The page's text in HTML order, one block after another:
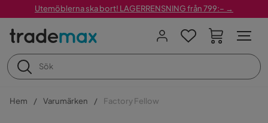
Utemöblerna ska bort! LAGERRENSNING från 799:– →
Hem Varumärken Factory Fellow